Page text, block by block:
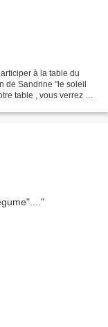
à la table du
de Sandrine "le soleil
table , vous verrez un